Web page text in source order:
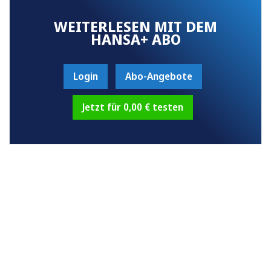
WEITERLESEN MIT DEM
HANSA+ ABO
Login Abo-Angebote
Jetzt für 0,00 € testen